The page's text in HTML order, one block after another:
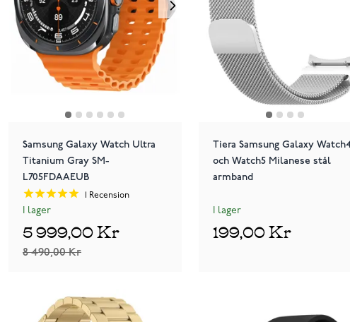
Samsung Galaxy Watch Ultra
Titanium Gray SM-
L705FDAAEUB
1 Recension
I lager
8 490,00 Kr
5 999,00 Kr
Tiera Samsung Galaxy
och Watch5 Milanese stål
armband
I lager
199,00 Kr